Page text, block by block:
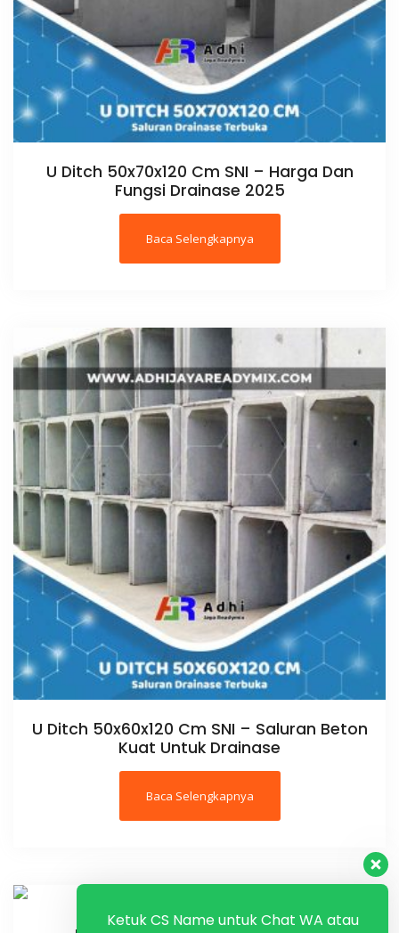
U Ditch 50x70x120 Cm SNI – Harga Dan
Fungsi Drainase 2025
Baca Selengkapnya
U Ditch 50x60x120 Cm SNI – Saluran Beton
Kuat Untuk Drainase
Baca Selengkapnya
Ketuk CS Name untuk Chat WA atau